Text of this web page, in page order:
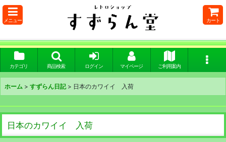
メニュー カート
カテゴリ 商品検索 ログイン マイページ ご利用案内
ホーム > すずらん日記 > 日本のカワイイ 入荷
日本のカワイイ 入荷